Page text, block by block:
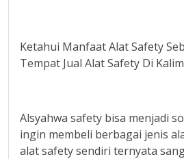
Ketahui Manfaat Alat Safety
Tempat Jual Alat Safety Di
Alsyahwa safety bisa menjadi
ingin membeli berbagai jenis
alat safety sendiri ternyata